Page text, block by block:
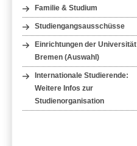
Familie & Studium
Studiengangsausschüsse
Einrichtungen der Universität
Bremen (Auswahl)
Internationale Studierende:
Weitere Infos zur
Studienorganisation